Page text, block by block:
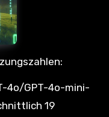
4o/GPT-4o-mini-
19